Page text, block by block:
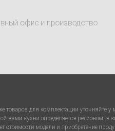
офис и производство
для комплектации уточняйте
кухни определяется регионом,
стоимости модели и приобретение